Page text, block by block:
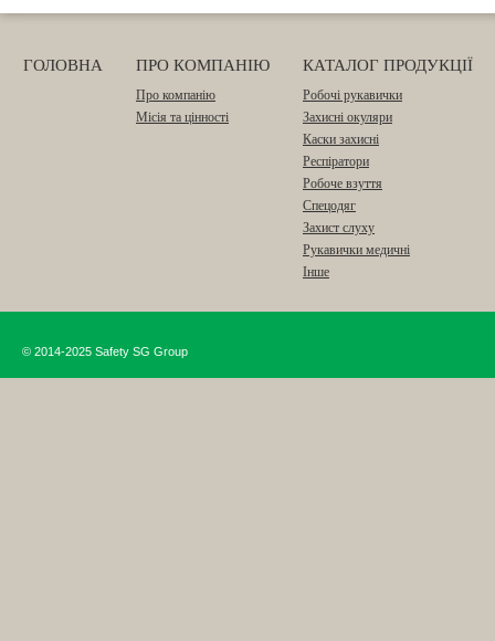
ГОЛОВНА ПРО КОМПАНІЮ
Про компанію
Місія та цінності
КАТАЛОГ ПРОДУКЦІЇ
Робочі рукавички
Захисні окуляри
Каски захисні
Респіратори
Робоче взуття
Спецодяг
Захист слуху
Рукавички медичні
Інше
© 2014-2025 Safety SG Group